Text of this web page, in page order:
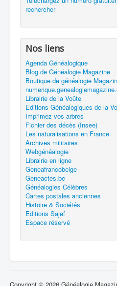
rechercher
Nos liens
Agenda Généalogique
Blog de Généalogie Magazine
Boutique de généalogie
Librairie de la Voûte
Editions Généalogiques de la
Imprimez vos arbres
Fichier des décès (Insee)
Les naturalisations en France
Archives militaires
Webgénéalogie
Librairie en ligne
Geneafrancobelge
Geneactes.be
Généalogies Célèbres
Cartes postales anciennes
Histoire & Sociétés
Editions Sajef
Espace réservé